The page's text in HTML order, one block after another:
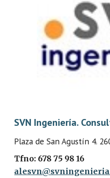
SVN Ingeniería.
Plaza de San Agustín 4.
Tfno: 678 75 98 16